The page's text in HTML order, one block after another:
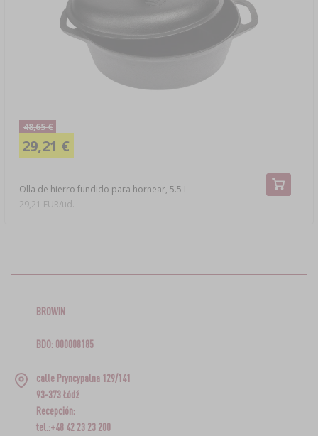
Olla de hierro fundido para hornear, 5.5 L
48,65 €
29,21 €
29,21 EUR/ud.
BROWIN
BDO: 000008185
calle Pryncypalna 129/141
93-373 Łódź
Recepción:
tel.:+48 42 23 23 200